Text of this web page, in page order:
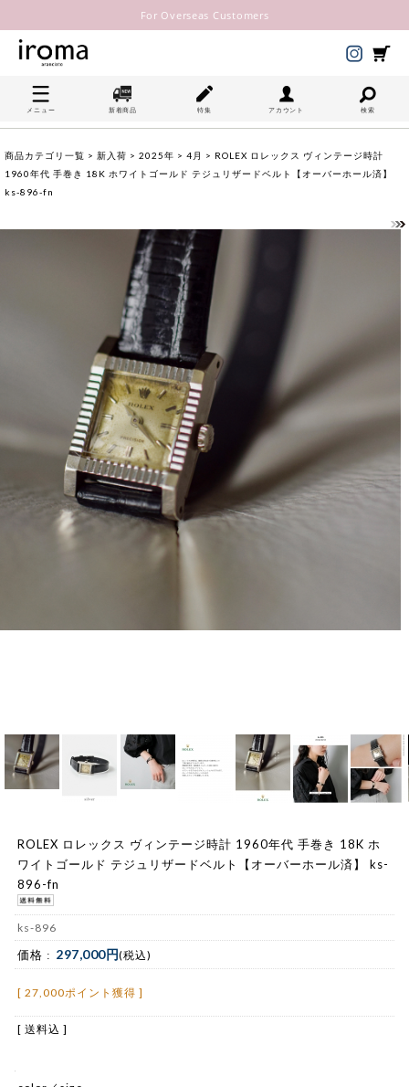
For Overseas Customers
メニュー 新着商品 特集 アカウント 検索
商品カテゴリ一覧 > 新入荷 > 2025年 > 4月 > ROLEX ロレックス ヴィンテージ時計
1960年代 手巻き 18K ホワイトゴールド テジュリザードベルト【オーバーホール済】
ks-896-fn
ROLEX ロレックス ヴィンテージ時計 1960年代 手巻き 18K ホ
ワイトゴールド テジュリザードベルト【オーバーホール済】 ks-
896-fn
ks-896
価格 : 297,000円(税込)
[ 27,000ポイント獲得 ]
[ 送料込 ]